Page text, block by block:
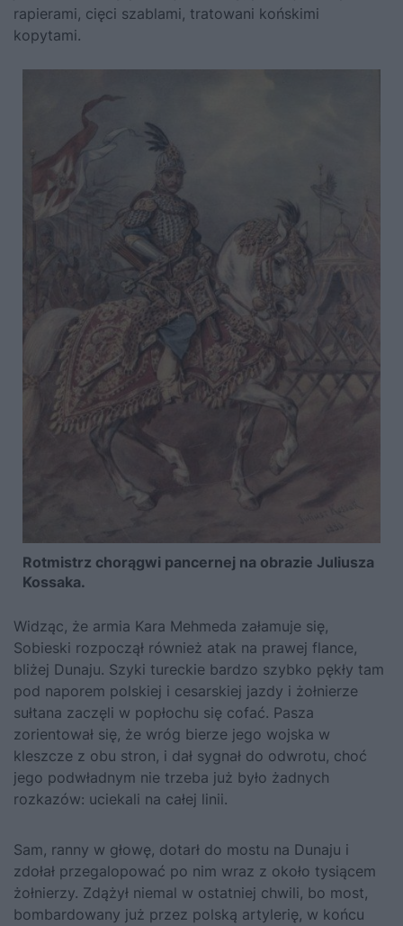
rapierami, cięci szablami, tratowani końskimi
kopytami.
Rotmistrz chorągwi pancernej na obrazie Juliusza
Kossaka.
Widząc, że armia Kara Mehmeda załamuje się,
Sobieski rozpoczął również atak na prawej flance,
bliżej Dunaju. Szyki tureckie bardzo szybko pękły tam
pod naporem polskiej i cesarskiej jazdy i żołnierze
sułtana zaczęli w popłochu się cofać. Pasza
zorientował się, że wróg bierze jego wojska w
kleszcze z obu stron, i dał sygnał do odwrotu, choć
jego podwładnym nie trzeba już było żadnych
rozkazów: uciekali na całej linii.
Sam, ranny w głowę, dotarł do mostu na Dunaju i
zdołał przegalopować po nim wraz z około tysiącem
żołnierzy. Zdążył niemal w ostatniej chwili, bo most,
bombardowany już przez polską artylerię, w końcu